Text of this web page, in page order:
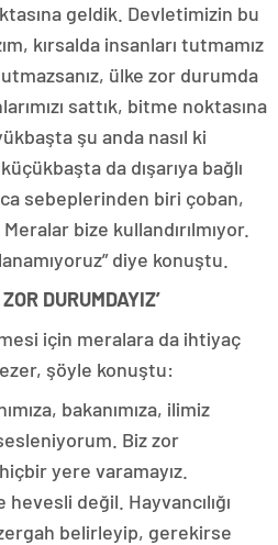
geldik. Devletimizin bu
kırsalda insanları tutmamız
ülke zor durumda
sattık, bitme noktasına
şu anda nasıl ki
da dışarıya bağlı
sebeplerinden biri çoban,
bize kullandırılmıyor.
diye konuştu.
DURUMDAYIZ’
için meralara da ihtiyaç
şöyle konuştu:
bakanımıza, ilimiz
Biz zor
yere varamayız.
değil. Hayvancılığı
belirleyip, gerekirse